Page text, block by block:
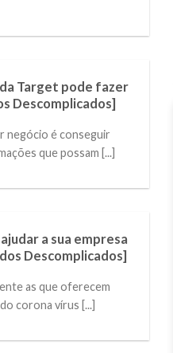
Target pode fazer
Descomplicados]
negócio é conseguir
que possam [...]
a sua empresa
Descomplicados]
as que oferecem
corona vírus [...]